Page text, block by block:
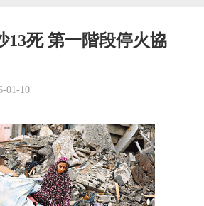
13死 第一階段停火協
01-10